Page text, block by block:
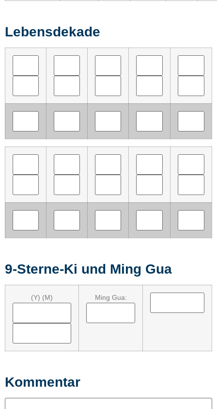
Lebensdekade
9-Sterne-Ki und Ming Gua
(Y) (M) Ming Gua:
Kommentar